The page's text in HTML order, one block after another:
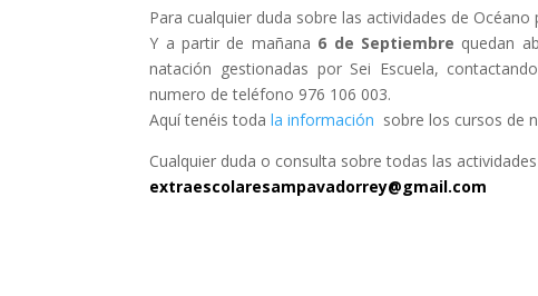
Para cualquier duda sobre las actividades de
Y a partir de mañana 6 de Septiembre quedan
natación gestionadas por Sei Escuela,
numero de teléfono 976 106 003.
Aquí tenéis todala información sobre los cursos de
Cualquier duda o consulta sobre todas las
extraescolaresampavadorrey@gmail.com